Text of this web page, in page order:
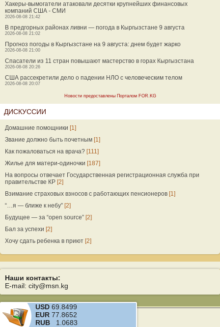
Хакеры-вымогатели атаковали десятки крупнейших финансовых
компаний США - СМИ
2026-08-08 21:42
В предгорных районах ливни — погода в Кыргызстане 9 августа
2026-08-08 21:02
Прогноз погоды в Кыргызстане на 9 августа: днем будет жарко
2026-08-08 21:00
Спасатели из 11 стран повышают мастерство в горах Кыргызстана
2026-08-08 20:26
США рассекретили дело о падении НЛО с человеческим телом
2026-08-08 20:07
Новости предоставлены Порталом FOR.KG
ДИСКУССИИ
Домашние помощники [1]
Звание должно быть почетным [1]
Как пожаловаться на врача? [111]
Жилье для матери-одиночки [187]
На вопросы отвечает Государственная регистрационная служба при
правительстве КР [2]
Взимание страховых взносов с работающих пенсионеров [1]
“…я — ближе к небу” [2]
Будущее — за “open source” [2]
Бал за успехи [2]
Хочу сдать ребенка в приют [2]
Наши контакты:
E-mail: city@msn.kg
USD 69.8499
EUR 77.8652
RUB 1.0683